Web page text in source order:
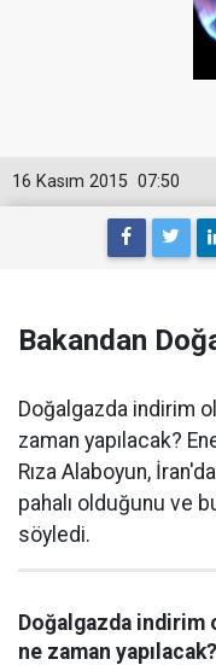
07:50
16 Kasım 2015
Bakandan
Doğalgazda indirim
zaman yapılacak?
Rıza Alaboyun,
pahalı olduğunu ve
söyledi.
Doğalgazda indirim
ne zaman